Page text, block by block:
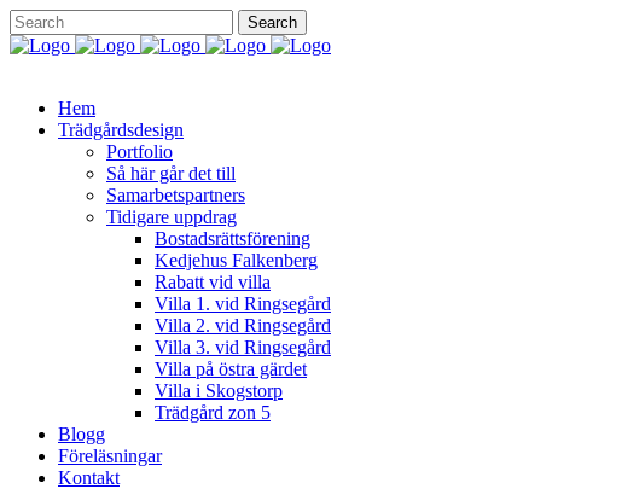
Hem
Trädgårdsdesign
Portfolio
Så här går det till
Samarbetspartners
Tidigare uppdrag
Bostadsrättsförening
Kedjehus Falkenberg
Rabatt vid villa
Villa 1. vid Ringsegård
Villa 2. vid Ringsegård
Villa 3. vid Ringsegård
Villa på östra gärdet
Villa i Skogstorp
Trädgård zon 5
Blogg
Föreläsningar
Kontakt